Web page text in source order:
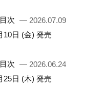
次 — 2026.07.09
10日 (金) 発売
次 — 2026.06.24
25日 (木) 発売